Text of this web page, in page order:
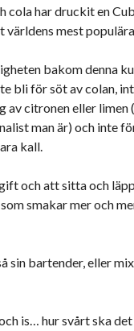
cola har druckit en
världens mest
bakom denna
bli för söt av colan,
av citronen eller limen
man är) och inte
kall.
och att sitta och
smakar mer och
sin bartender, eller
is… hur svårt ska det